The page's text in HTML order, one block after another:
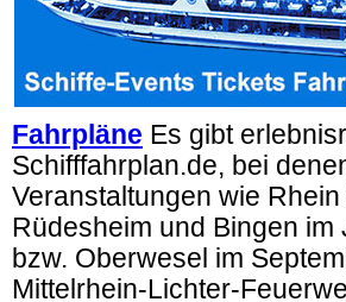
Fahrpläne Es gibt
Schifffahrplan.de, bei
Veranstaltungen wie
Rüdesheim und Bingen im
bzw. Oberwesel im
Mittelrhein-Lichter-